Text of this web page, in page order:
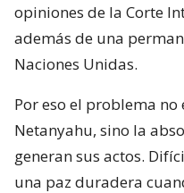
opiniones de la Corte
además de una
Naciones Unidas.
Por eso el problema
Netanyahu, sino la
generan sus actos.
una paz duradera